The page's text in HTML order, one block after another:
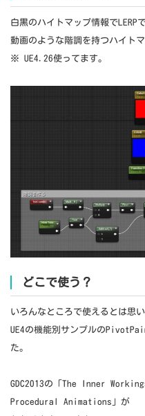
白黒のハイトマップ情報でLERP
動画のような階調を持つハイト
※ UE4.26使ってます。
どこで使う？
いろんなところで使えるとは思い
UE4の機能別サンプルの
た。
GDC2013の「The Inner
Procedural Animations」が